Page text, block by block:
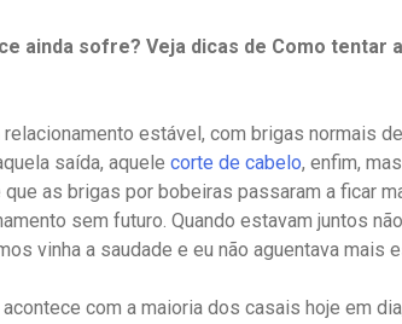
ainda sofre? Veja dicas de Como tentar
relacionamento estável, com brigas normais
saída, aquele corte de cabelo, enfim,
as brigas por bobeiras passaram a ficar
sem futuro. Quando estavam juntos
vinha a saudade e eu não aguentava mais
com a maioria dos casais hoje em